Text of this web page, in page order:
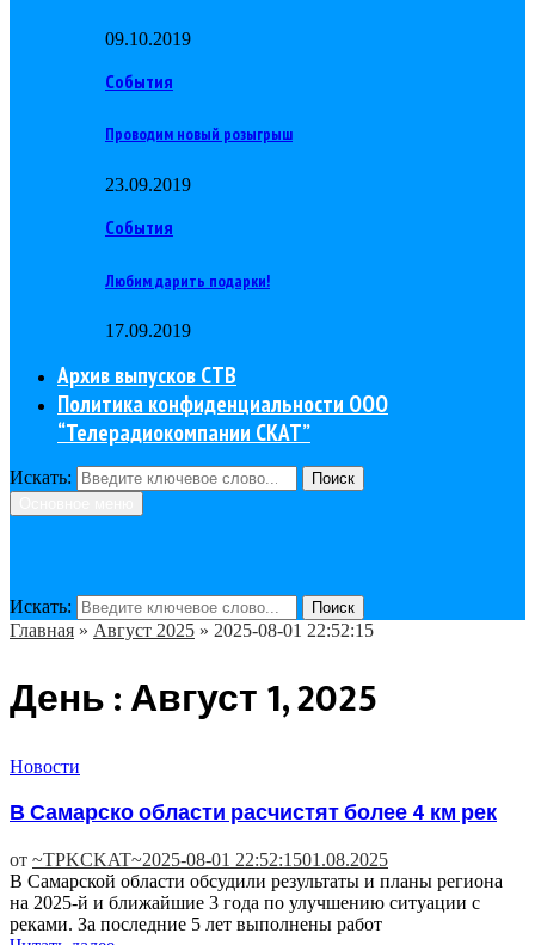
09.10.2019
События
Проводим новый розыгрыш
23.09.2019
События
Любим дарить подарки!
17.09.2019
Архив выпусков СТВ
Политика конфиденциальности ООО
“Телерадиокомпании СКАТ”
Искать:
Поиск
Искать: Поиск
Главная » Август 2025 » 2025-08-01 22:52:15
День : Август 1, 2025
Новости
В Самарско области расчистят более 4 км рек
от ~TPKCKAT~2025-08-01 22:52:1501.08.2025
В Самарской области обсудили результаты и планы региона
на 2025-й и ближайшие 3 года по улучшению ситуации с
реками. За последние 5 лет выполнены работ